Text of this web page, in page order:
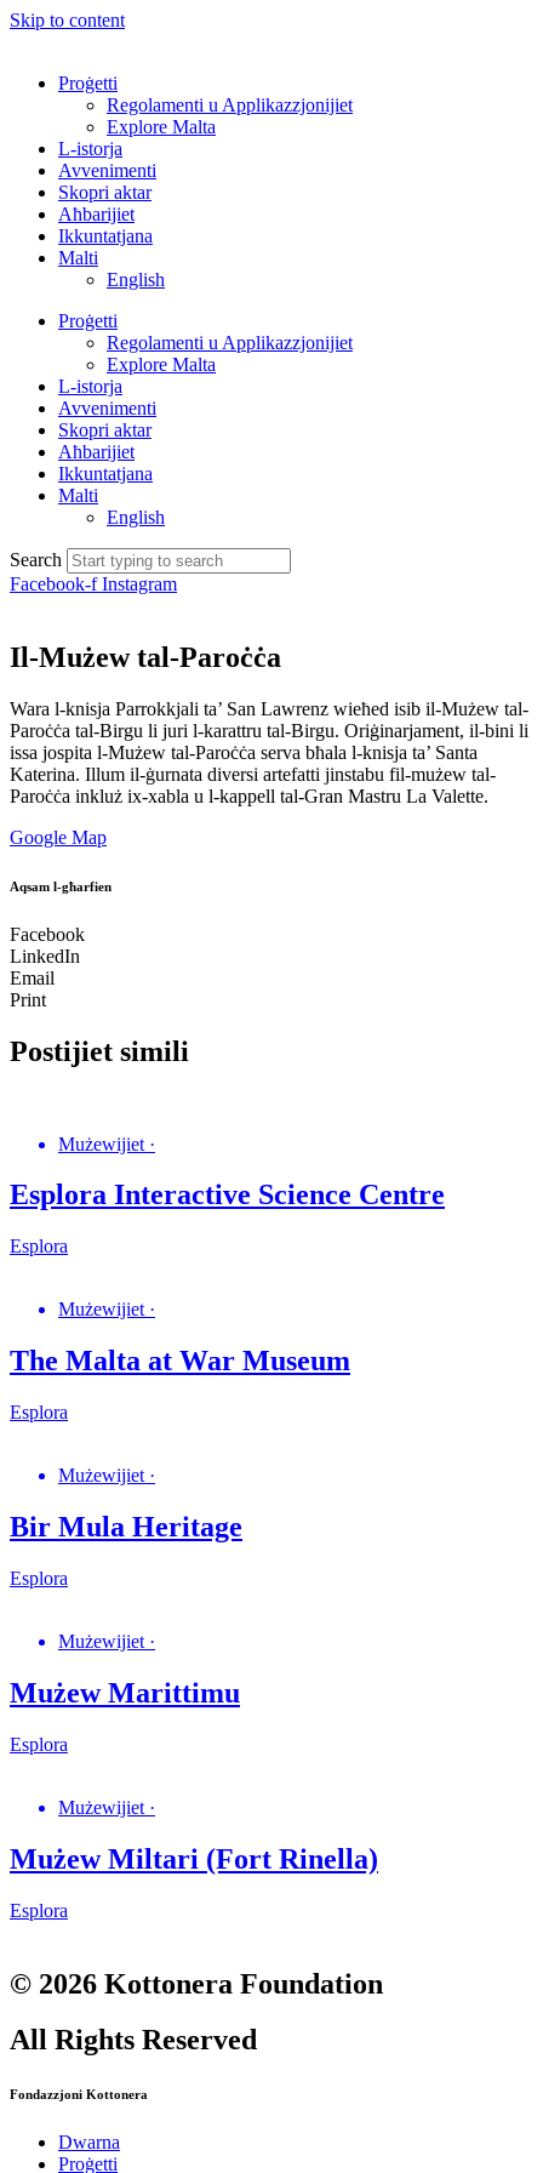
Skip to content
Proġetti
Regolamenti u Applikazzjonijiet
Explore Malta
L-istorja
Avvenimenti
Skopri aktar
Aħbarijiet
Ikkuntatjana
Malti
English
Proġetti
Regolamenti u Applikazzjonijiet
Explore Malta
L-istorja
Avvenimenti
Skopri aktar
Aħbarijiet
Ikkuntatjana
Malti
English
Search
Facebook-f Instagram
Il-Mużew tal-Paroċċa
Wara l-knisja Parrokkjali ta’ San Lawrenz wieħed isib il-Mużew tal-
Paroċċa tal-Birgu li juri l-karattru tal-Birgu. Oriġinarjament, il-bini li
issa jospita l-Mużew tal-Paroċċa serva bħala l-knisja ta’ Santa
Katerina. Illum il-ġurnata diversi artefatti jinstabu fil-mużew tal-
Paroċċa inkluż ix-xabla u l-kappell tal-Gran Mastru La Valette.
Google Map
Aqsam l-għarfien
Facebook
LinkedIn
Email
Print
Postijiet simili
Mużewijiet ·
Esplora Interactive Science Centre
Esplora
Mużewijiet ·
The Malta at War Museum
Esplora
Mużewijiet ·
Bir Mula Heritage
Esplora
Mużewijiet ·
Mużew Marittimu
Esplora
Mużewijiet ·
Mużew Miltari (Fort Rinella)
Esplora
© 2026 Kottonera Foundation
All Rights Reserved
Fondazzjoni Kottonera
Dwarna
Proġetti